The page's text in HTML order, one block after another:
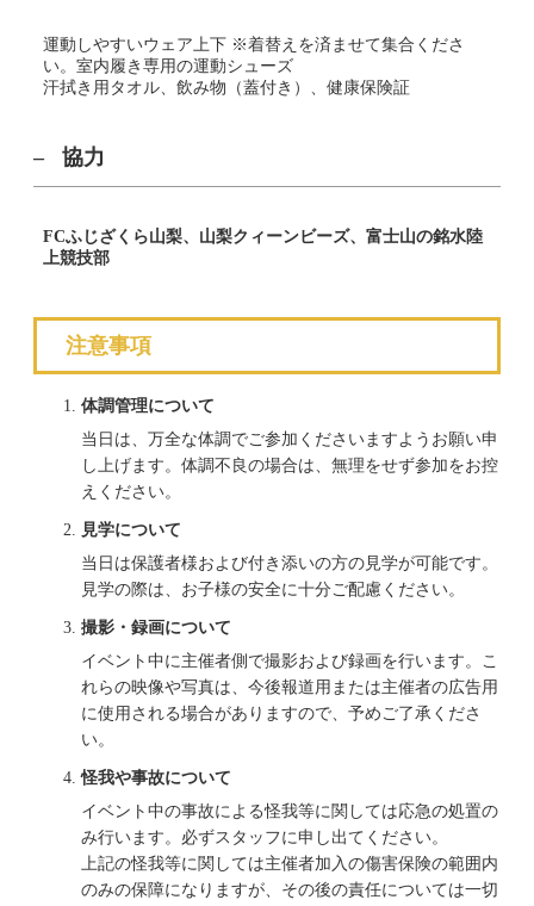
運動しやすいウェア上下 ※着替えを済ませて集合くださ
い。室内履き専用の運動シューズ
汗拭き用タオル、飲み物（蓋付き）、健康保険証
協力
FCふじざくら山梨、山梨クィーンビーズ、富士山の銘水陸
上競技部
注意事項
体調管理について
当日は、万全な体調でご参加くださいますようお願い申
し上げます。体調不良の場合は、無理をせず参加をお控
えください。
見学について
当日は保護者様および付き添いの方の見学が可能です。
見学の際は、お子様の安全に十分ご配慮ください。
撮影・録画について
イベント中に主催者側で撮影および録画を行います。こ
れらの映像や写真は、今後報道用または主催者の広告用
に使用される場合がありますので、予めご了承くださ
い。
怪我や事故について
イベント中の事故による怪我等に関しては応急の処置の
み行います。必ずスタッフに申し出てください。
上記の怪我等に関しては主催者加入の傷害保険の範囲内
のみの保障になりますが、その後の責任については一切